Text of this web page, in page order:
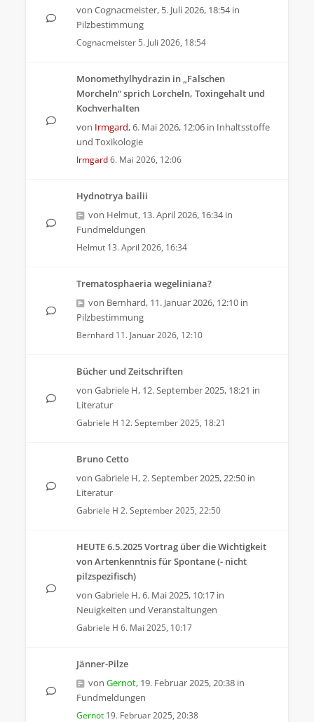
von Cognacmeister, 5. Juli 2026, 18:54in
Pilzbestimmung
Cognacmeister 5. Juli 2026, 18:54
Monomethylhydrazin in „Falschen
Morcheln“ sprich Lorcheln, Toxingehalt und
Kochverhalten
von Irmgard,6. Mai 2026, 12:06 in Inhaltsstoffe
und Toxikologie
Irmgard6. Mai 2026, 12:06
Hydnotrya bailii
von Helmut, 13. April 2026, 16:34in
Fundmeldungen
Helmut 13. April 2026, 16:34
Trematosphaeria wegeliniana?
von Bernhard, 11. Januar 2026, 12:10 in
Pilzbestimmung
Bernhard 11. Januar 2026, 12:10
Bücher und Zeitschriften
von Gabriele H, 12. September 2025, 18:21 in
Literatur
Gabriele H 12. September 2025, 18:21
Bruno Cetto
von Gabriele H,2. September 2025, 22:50 in
Literatur
Gabriele H 2. September 2025, 22:50
HEUTE 6.5.2025 Vortrag über die Wichtigkeit
von Artenkenntnis für Spontane (- nicht
pilzspezifisch)
von Gabriele H,6. Mai 2025, 10:17 in
Neuigkeiten und Veranstaltungen
Gabriele H 6. Mai 2025, 10:17
Jänner-Pilze
von Gernot, 19. Februar 2025, 20:38 in
Fundmeldungen
Gernot 19. Februar 2025, 20:38